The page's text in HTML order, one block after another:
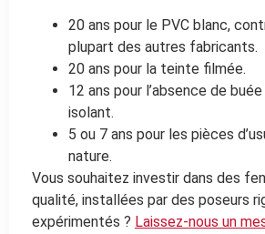
20 ans pour le PVC blanc,
plupart des autres fabricants.
20 ans pour la teinte filmée.
12 ans pour l’absence de
isolant.
5 ou 7 ans pour les pièces
nature.
Vous souhaitez investir dans des
qualité, installées par des poseurs
expérimentés ? Laissez-nous un